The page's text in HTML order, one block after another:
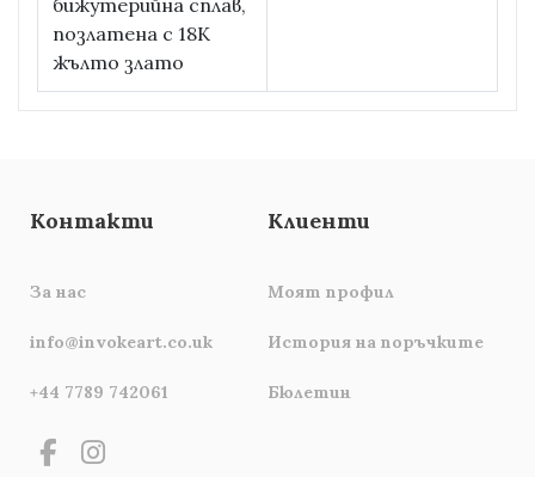
бижутерийна сплав,
позлатена с 18К
жълто злато
Контакти
За нас
info@invokeart.co.uk
+44 7789 742061
Клиенти
Моят профил
История на поръчките
Бюлетин